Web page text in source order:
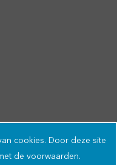
Policy | Cookie Policy |
cookies. Door deze site
de voorwaarden.